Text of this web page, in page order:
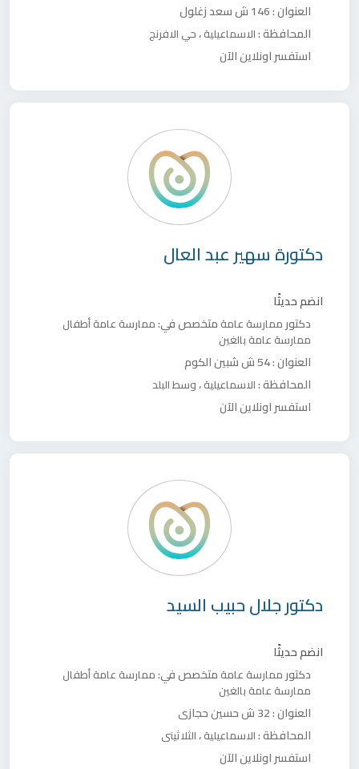
العنوان :146 ش سعد زغلول
المحافظة :الاسماعيلية،حي الافرنج
استفسر اونلاين الآن
دكتورة سهير عبد العال
انضم حديثًا
دكتور ممارسة عامةمتخصص في:ممارسة عامة أطفال
ممارسة عامة بالغين
العنوان :54 ش شبين الكوم
المحافظة :الاسماعيلية،وسط البلد
استفسر اونلاين الآن
دكتورجلال حبيب السيد
انضم حديثًا
دكتور ممارسة عامةمتخصص في:ممارسة عامة أطفال
ممارسة عامة بالغين
العنوان :32 ش حسين حجازى
المحافظة :الاسماعيلية،الثلاثينى
استفسر اونلاين الآن